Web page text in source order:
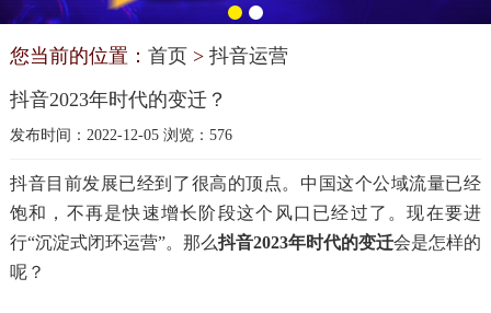
您当前的位置： 首页> 抖音运营
抖音2023年时代的变迁？
发布时间：2022-12-05 浏览：576
抖音目前发展已经到了很高的顶点。中国这个公域流量已经
饱和，不再是快速增长阶段这个风口已经过了。现在要进
行“沉淀式闭环运营”。那么抖音2023年时代的变迁会是怎样的
呢？